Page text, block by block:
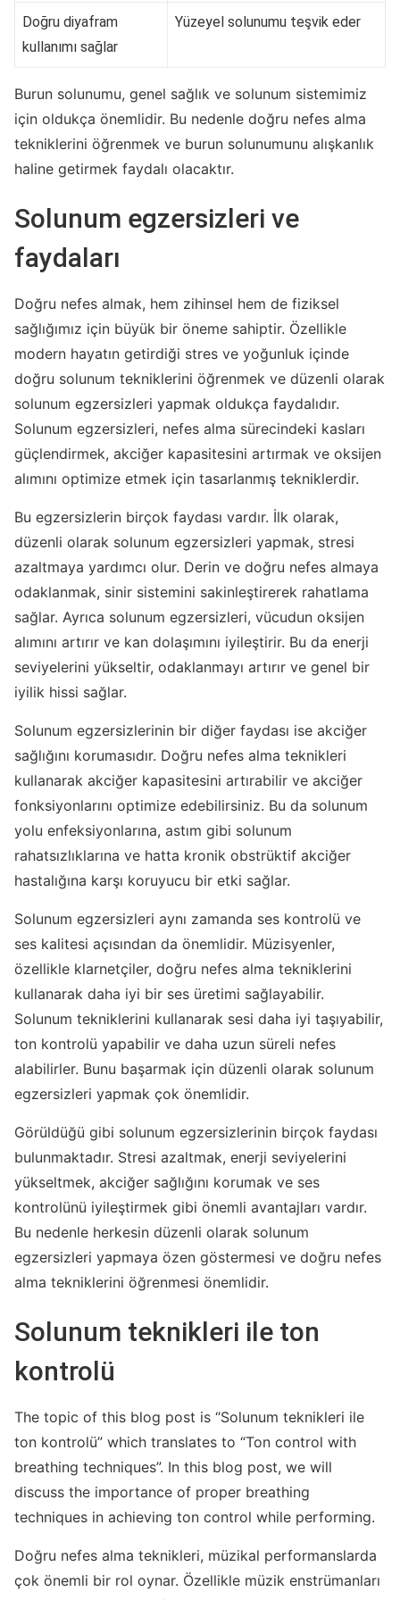
Doğru diyafram
kullanımı sağlar
Yüzeyel solunumu teşvik eder
Burun solunumu, genel sağlık ve solunum sistemimiz
için oldukça önemlidir. Bu nedenle doğru nefes alma
tekniklerini öğrenmek ve burun solunumunu alışkanlık
haline getirmek faydalı olacaktır.
Solunum egzersizleri ve
faydaları
Doğru nefes almak, hem zihinsel hem de fiziksel
sağlığımız için büyük bir öneme sahiptir. Özellikle
modern hayatın getirdiği stres ve yoğunluk içinde
doğru solunum tekniklerini öğrenmek ve düzenli olarak
solunum egzersizleri yapmak oldukça faydalıdır.
Solunum egzersizleri, nefes alma sürecindeki kasları
güçlendirmek, akciğer kapasitesini artırmak ve oksijen
alımını optimize etmek için tasarlanmış tekniklerdir.
Bu egzersizlerin birçok faydası vardır. İlk olarak,
düzenli olarak solunum egzersizleri yapmak, stresi
azaltmaya yardımcı olur. Derin ve doğru nefes almaya
odaklanmak, sinir sistemini sakinleştirerek rahatlama
sağlar. Ayrıca solunum egzersizleri, vücudun oksijen
alımını artırır ve kan dolaşımını iyileştirir. Bu da enerji
seviyelerini yükseltir, odaklanmayı artırır ve genel bir
iyilik hissi sağlar.
Solunum egzersizlerinin bir diğer faydası ise akciğer
sağlığını korumasıdır. Doğru nefes alma teknikleri
kullanarak akciğer kapasitesini artırabilir ve akciğer
fonksiyonlarını optimize edebilirsiniz. Bu da solunum
yolu enfeksiyonlarına, astım gibi solunum
rahatsızlıklarına ve hatta kronik obstrüktif akciğer
hastalığına karşı koruyucu bir etki sağlar.
Solunum egzersizleri aynı zamanda ses kontrolü ve
ses kalitesi açısından da önemlidir. Müzisyenler,
özellikle klarnetçiler, doğru nefes alma tekniklerini
kullanarak daha iyi bir ses üretimi sağlayabilir.
Solunum tekniklerini kullanarak sesi daha iyi taşıyabilir,
ton kontrolü yapabilir ve daha uzun süreli nefes
alabilirler. Bunu başarmak için düzenli olarak solunum
egzersizleri yapmak çok önemlidir.
Görüldüğü gibi solunum egzersizlerinin birçok faydası
bulunmaktadır. Stresi azaltmak, enerji seviyelerini
yükseltmek, akciğer sağlığını korumak ve ses
kontrolünü iyileştirmek gibi önemli avantajları vardır.
Bu nedenle herkesin düzenli olarak solunum
egzersizleri yapmaya özen göstermesi ve doğru nefes
alma tekniklerini öğrenmesi önemlidir.
Solunum teknikleri ile ton
kontrolü
The topic of this blog post is “Solunum teknikleri ile
ton kontrolü” which translates to “Ton control with
breathing techniques”. In this blog post, we will
discuss the importance of proper breathing
techniques in achieving ton control while performing.
Doğru nefes alma teknikleri, müzikal performanslarda
çok önemli bir rol oynar. Özellikle müzik enstrümanları